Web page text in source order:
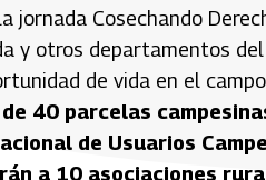
Cosechando
y otros departamentos
de vida en el
40 parcelas
de Usuarios
a 10 asociaciones